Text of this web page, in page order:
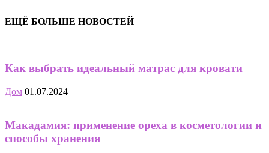
ЕЩЁ БОЛЬШЕ НОВОСТЕЙ
Как выбрать идеальный матрас для кровати
Дом 01.07.2024
Макадамия: применение ореха в косметологии и
способы хранения